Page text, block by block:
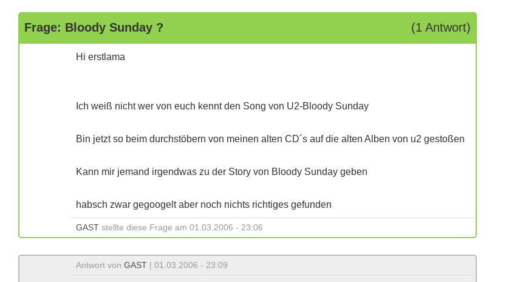
Frage: Bloody Sunday ? (1 Antwort)
Hi erstlama
Ich weiß nicht wer von euch kennt den Song von U2-Bloody Sunday
Bin jetzt so beim durchstöbern von meinen alten CD´s auf die alten Alben von u2 gestoßen
Kann mir jemand irgendwas zu der Story von Bloody Sunday geben
habsch zwar gegoogelt aber noch nichts richtiges gefunden
GAST stellte diese Frage am 01.03.2006 - 23:06
Antwort von GAST | 01.03.2006 - 23:09